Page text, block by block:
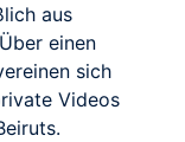
aus
einen
sich
Videos